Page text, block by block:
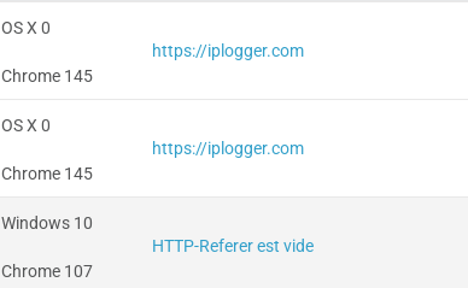
OS X 0
Chrome 145
https://iplogger.com
OS X 0
Chrome 145
https://iplogger.com
Windows 10
Chrome 107
HTTP-Referer est vide